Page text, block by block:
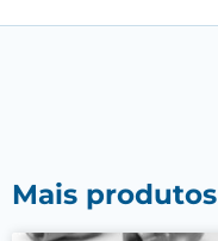
Mais produtos